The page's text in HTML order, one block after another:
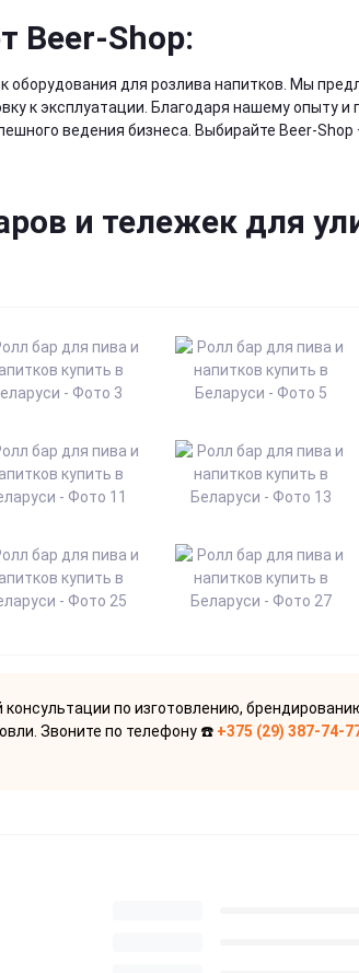
Beer-Shop:
оборудования для розлива напитков. Мы
к эксплуатации. Благодаря нашему опыту
ведения бизнеса. Выбирайте Beer-
и тележек для
по изготовлению,
Звоните по телефону ☎️ +375 (29) 387-74-